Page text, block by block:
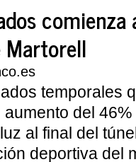
comienza
temporales
del
al final del
deportiva del